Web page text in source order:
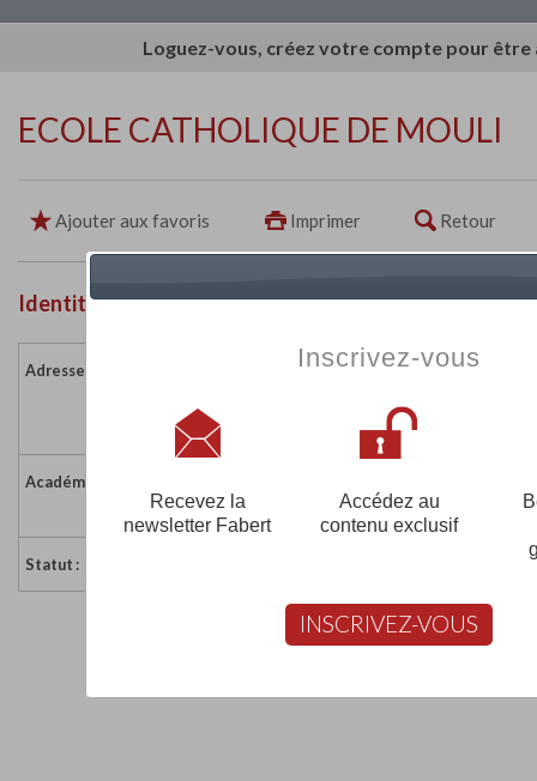
Loguez-vous, créez votre compte pour
ECOLE CATHOLIQUE DE MOULI
Ajouter aux favoris Imprimer Retour
Identité de l'établissement
Adresse :
Nouvelle-Calédonie
Académie :
Académie de la Nouvelle Calédonie sur www.ac-
Statut :
Inscrivez-vous
Recevez la
newsletter Fabert
Accédez au
contenu exclusif
INSCRIVEZ-VOUS